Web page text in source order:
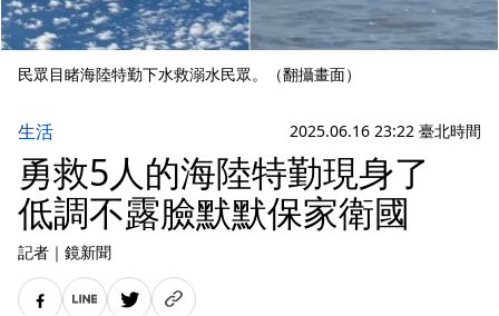
民眾目睹海陸特勤下水救溺水民眾。（翻攝畫面）
生活 2025.06.16 23:22 臺北時間
勇救5人的海陸特勤現身了
低調不露臉默默保家衛國
記者 ｜ 鏡新聞